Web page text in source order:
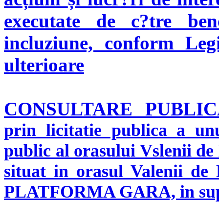
executate de c?tre
incluziune, conform
ulterioare
CONSULTARE
prin licitatie publica a
public al orasului Vslenii
situat in orasul Valenii de
PLATFORMA GARA, in